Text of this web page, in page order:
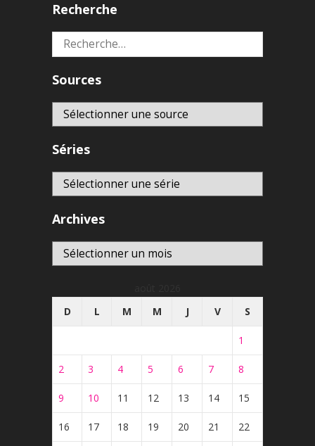
Recherche
Rechercher :
Sources
Séries
Archives
Archives
D
L M M J V S
1
2 3 4 5 6 7 8
9 10 11 12 13 14 15
16 17 18 19 20 21 22